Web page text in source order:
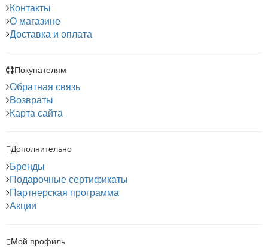
Контакты
О магазине
Доставка и оплата
Покупателям
Обратная связь
Возвраты
Карта сайта
Дополнительно
Бренды
Подарочные сертификаты
Партнерская программа
Акции
Мой профиль